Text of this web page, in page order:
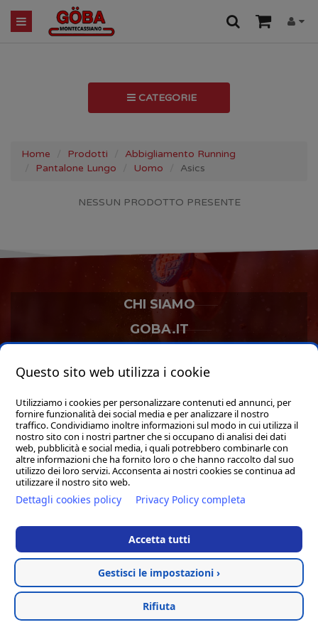
CATEGORIE
Home Prodotti
Abbigliamento Running
Pantalone Lungo
Uomo Asics
NESSUN PRODOTTO PRESENTE
CHI SIAMO
GOBA.IT
Hosted & created by Clion
Questo sito web utilizza i cookie
Utilizziamo i cookies per personalizzare contenuti ed annunci, per
fornire funzionalità dei social media e per analizzare il nostro
traffico. Condividiamo inoltre informazioni sul modo in cui utilizza il
nostro sito con i nostri partner che si occupano di analisi dei dati
web, pubblicità e social media, i quali potrebbero combinarle con
altre informazioni che ha fornito loro o che hanno raccolto dal suo
utilizzo dei loro servizi. Acconsenta ai nostri cookies se continua ad
utilizzare il nostro sito web.
Dettagli cookies policy Privacy Policy completa
Accetta tutti
Gestisci le impostazioni ›
Rifiuta